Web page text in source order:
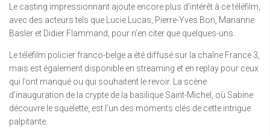
Le casting impressionnant ajoute encore plus d’intérêt à ce téléfilm,
avec des acteurs tels que Lucie Lucas, Pierre-Yves Bon, Marianne
Basler et Didier Flammand, pour n’en citer que quelques-uns.
Le téléfilm policier franco-belge a été diffusé sur la chaîne France 3,
mais est également disponible en streaming et en replay pour ceux
qui l’ont manqué ou qui souhaitent le revoir. La scène
d’inauguration de la crypte de la basilique Saint-Michel, où Sabine
découvre le squelette, est l’un des moments clés de cette intrigue
palpitante.